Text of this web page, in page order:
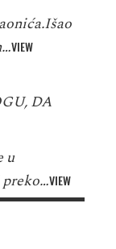
VIEW
DA
u
VIEW